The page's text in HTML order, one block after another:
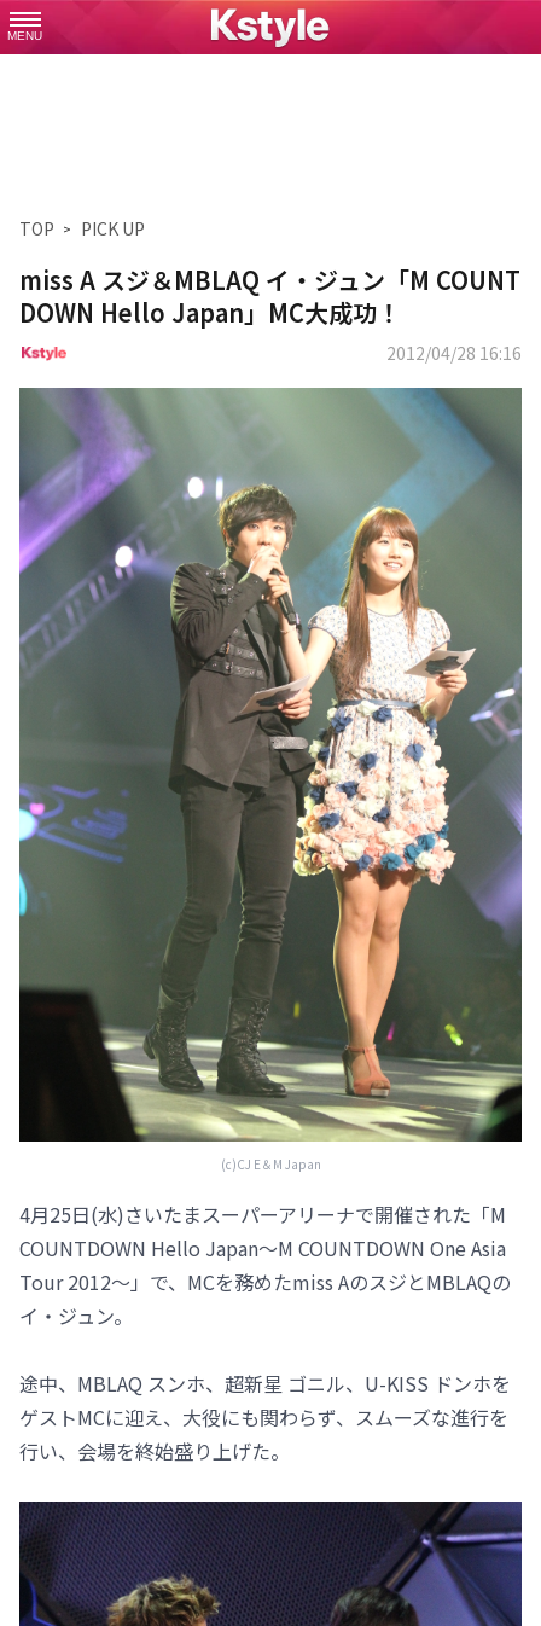
MENU
TOP PICK UP
miss A スジ＆MBLAQ イ・ジュン「M COUNT
DOWN Hello Japan」MC大成功！
2012/04/28 16:16
(c)CJ E＆M Japan
4月25日(水)さいたまスーパーアリーナで開催された「M
COUNTDOWN Hello Japan～M COUNTDOWN One Asia
Tour 2012～」で、MCを務めたmiss AのスジとMBLAQの
イ・ジュン。
途中、MBLAQ スンホ、超新星 ゴニル、U-KISS ドンホを
ゲストMCに迎え、大役にも関わらず、スムーズな進行を
行い、会場を終始盛り上げた。